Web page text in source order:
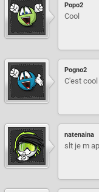
Popo2
Cool
Pogno2
C'est
natenaina
slt je m